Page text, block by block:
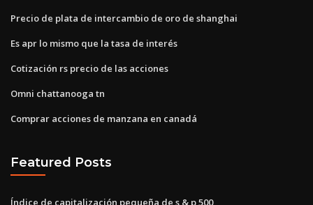
Precio de plata de intercambio de oro de shanghai
Es apr lo mismo que la tasa de interés
Cotización rs precio de las acciones
Omni chattanooga tn
Comprar acciones de manzana en canadá
Featured Posts
Índice de capitalización pequeña de s & p 500